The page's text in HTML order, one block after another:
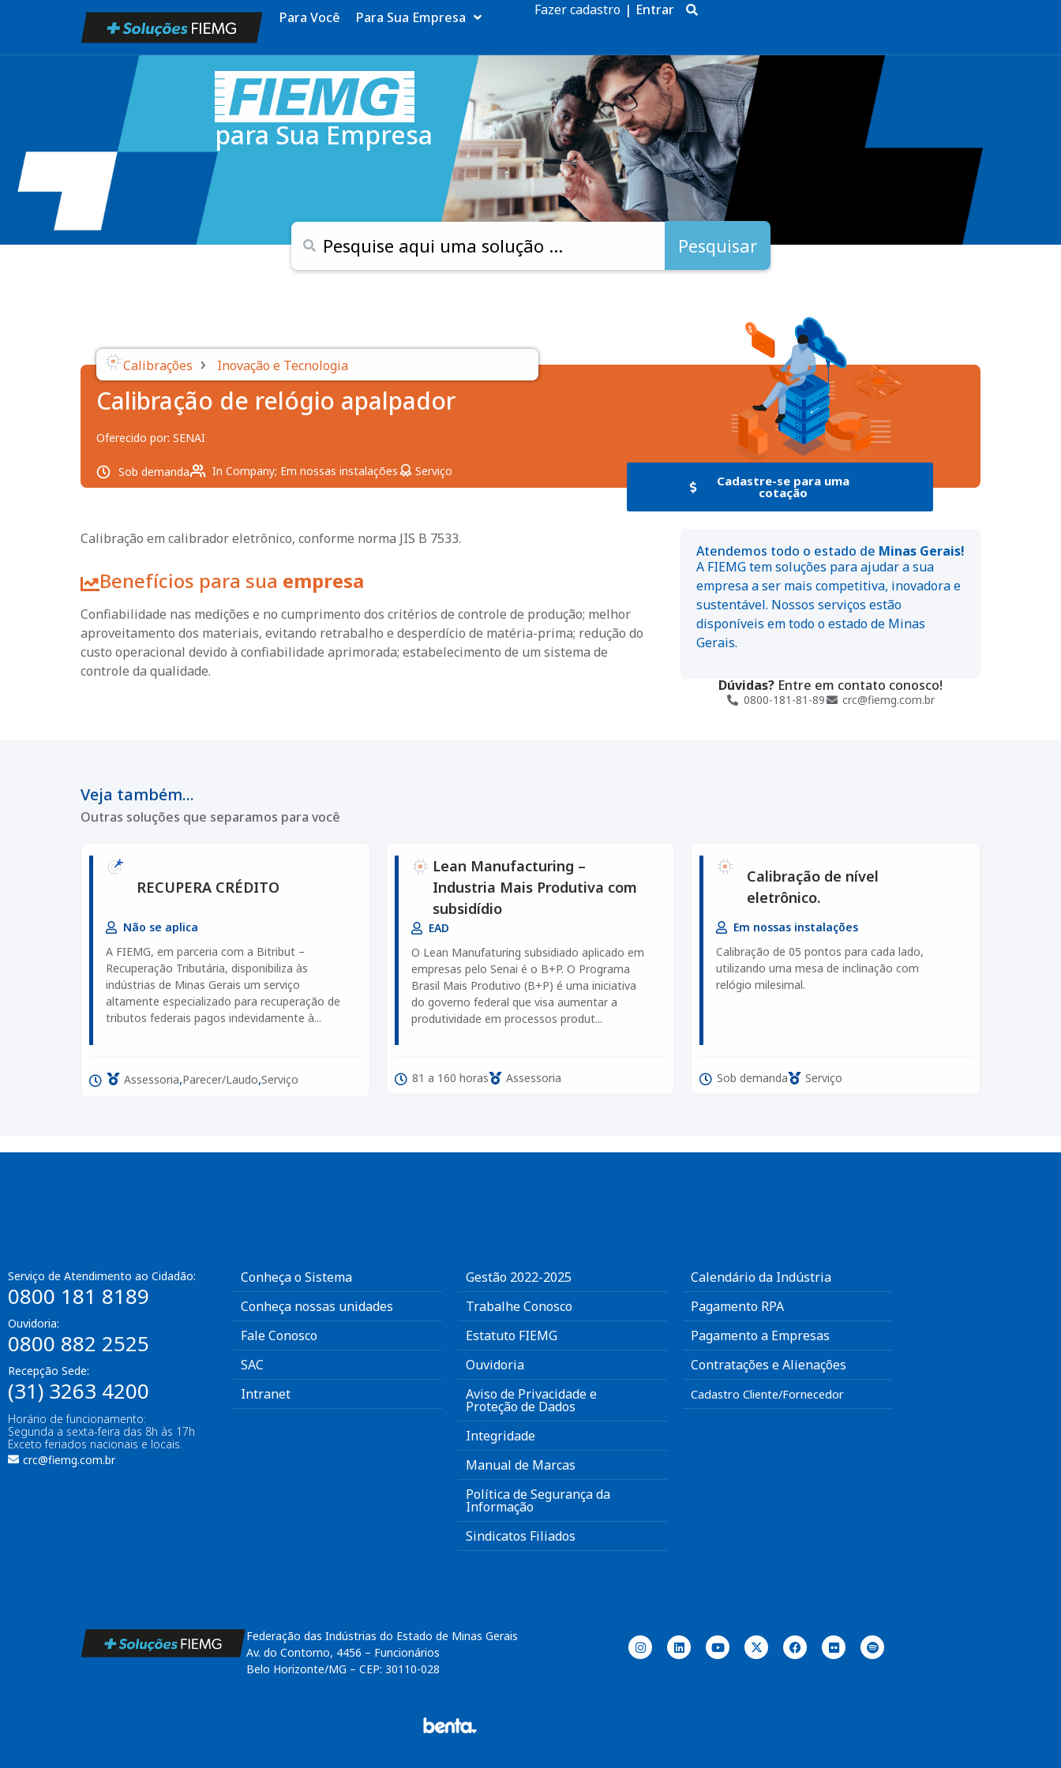
Para Você Para Sua Empresa Fazer cadastro | Entrar
para Sua Empresa
Pesquisar
Calibrações › Inovação e Tecnologia
Calibração de relógio apalpador
Oferecido por: SENAI
Sob demanda In Company; Em nossas instalações Serviço
Cadastre-se para uma
cotação
Calibração em calibrador eletrônico, conforme norma JIS B 7533.
Benefícios para sua empresa
Confiabilidade nas medições e no cumprimento dos critérios de controle de produção; melhor
aproveitamento dos materiais, evitando retrabalho e desperdício de matéria-prima; redução do
custo operacional devido à confiabilidade aprimorada; estabelecimento de um sistema de
controle da qualidade.
Atendemos todo o estado de Minas Gerais!
A FIEMG tem soluções para ajudar a sua
empresa a ser mais competitiva, inovadora e
sustentável. Nossos serviços estão
disponíveis em todo o estado de Minas
Gerais.
Dúvidas?Entre em contato conosco!
0800-181-81-89 crc@fiemg.com.br
Veja também...
Outras soluções que separamos para você
RECUPERA CRÉDITO
Não se aplica
A FIEMG, em parceria com a Bitribut –
Recuperação Tributária, disponibiliza às
indústrias de Minas Gerais um serviço
altamente especializado para recuperação de
tributos federais pagos indevidamente à...
Assessoria,Parecer/Laudo,Serviço
Lean Manufacturing –
Industria Mais Produtiva com
subsidídio
EAD
O Lean Manufaturing subsidiado aplicado em
empresas pelo Senai é o B+P. O Programa
Brasil Mais Produtivo (B+P) é uma iniciativa
do governo federal que visa aumentar a
produtividade em processos produt...
81 a 160 horas Assessoria
Calibração de nível
eletrônico.
Em nossas instalações
Calibração de 05 pontos para cada lado,
utilizando uma mesa de inclinação com
relógio milesimal.
Sob demanda Serviço
Serviço de Atendimento ao Cidadão:
0800 181 8189
Ouvidoria:
0800 882 2525
Recepção Sede:
(31) 3263 4200
Horário de funcionamento:
Segunda a sexta-feira das 8h às 17h
Exceto feriados nacionais e locais.
crc@fiemg.com.br
Conheça o Sistema
Conheça nossas unidades
Fale Conosco
SAC
Intranet
Gestão 2022-2025
Trabalhe Conosco
Estatuto FIEMG
Ouvidoria
Aviso de Privacidade e
Proteção de Dados
Integridade
Manual de Marcas
Política de Segurança da
Informação
Sindicatos Filiados
Calendário da Indústria
Pagamento RPA
Pagamento a Empresas
Contratações e Alienações
Cadastro Cliente/Fornecedor
Federação das Indústrias do Estado de Minas Gerais
Av. do Contorno, 4456 – Funcionários
Belo Horizonte/MG – CEP: 30110-028